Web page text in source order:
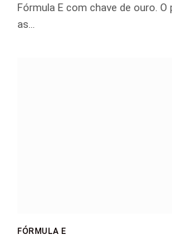
Fórmula E com chave de ouro.
as…
FÓRMULA E